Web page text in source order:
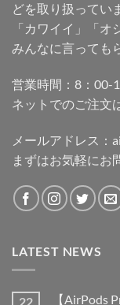
どを取り扱ってい
「カワイイ」「オ
みんなに言っても
営業時間：8：00-
ネットでのご注文
メールアドレス：
まずはお気軽にお
LATEST NEWS
22
【AirPods